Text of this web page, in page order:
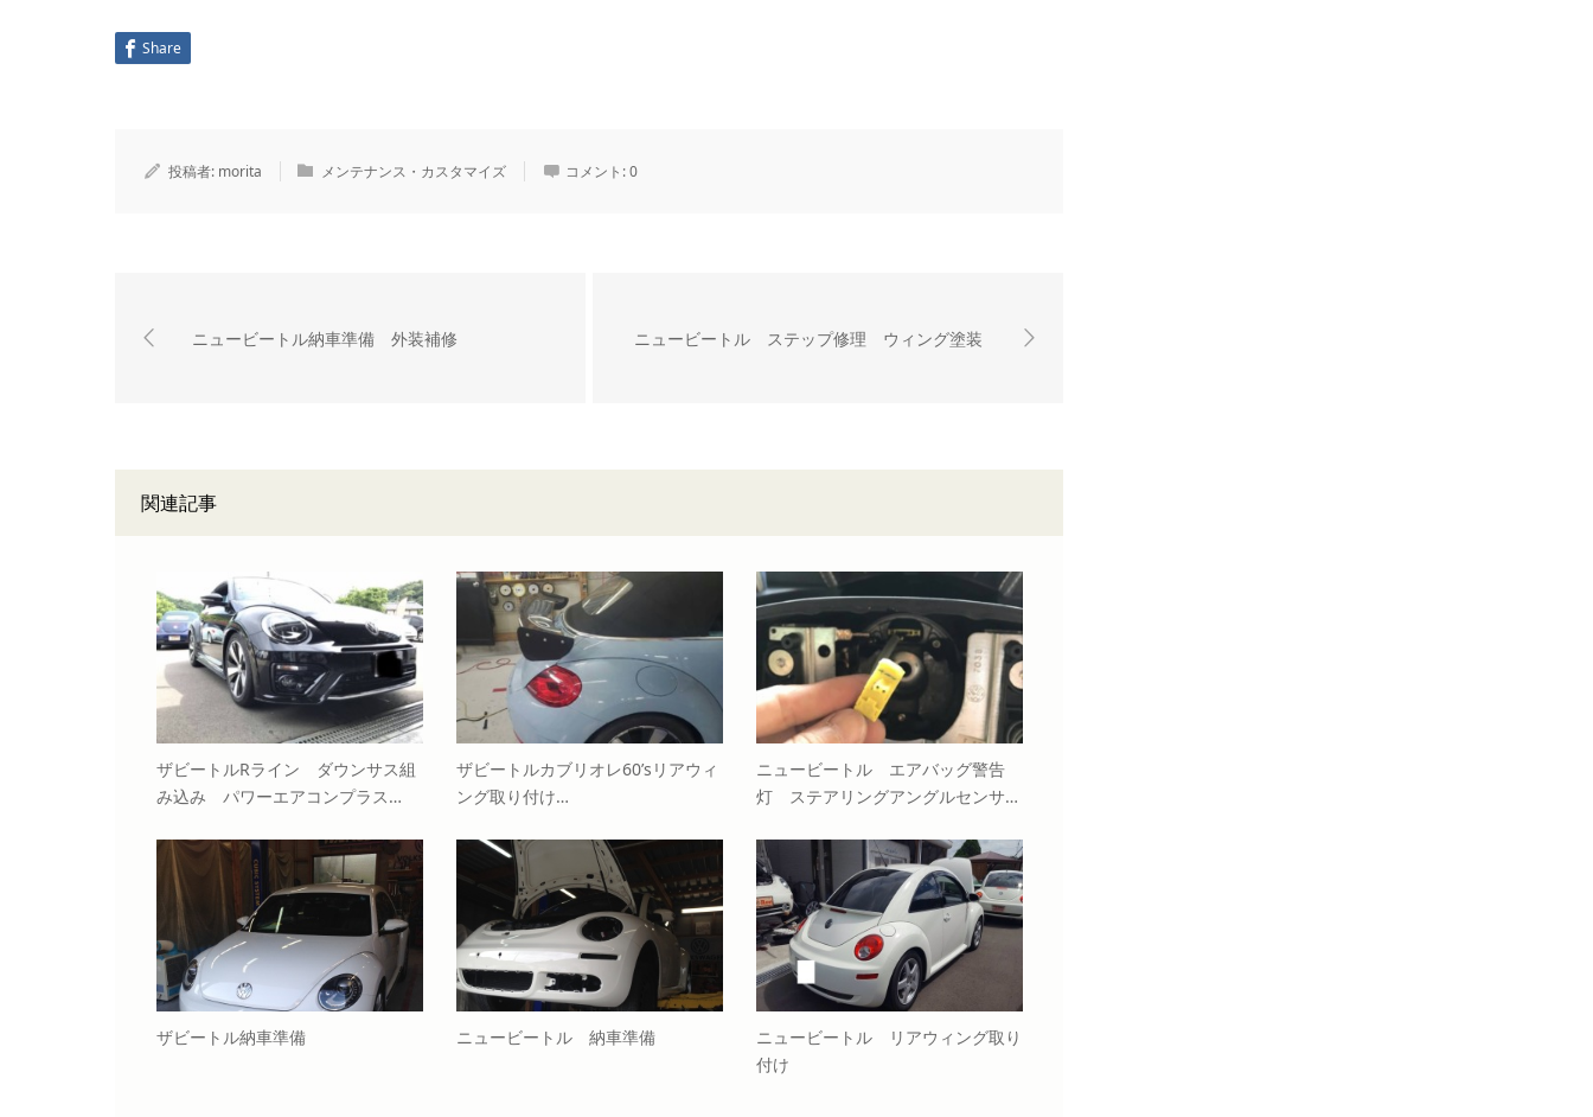
Share
投稿者: morita メンテナンス・カスタマイズ コメント:0
ニュービートル納車準備 外装補修 ニュービートル ステップ修理 ウィング塗装
関連記事
ザビートルRライン ダウンサス組
み込み パワーエアコンプラス…
ザビートルカブリオレ60’sリアウィ
ング取り付け…
ニュービートル エアバッグ警告
灯 ステアリングアングルセンサ…
ザビートル納車準備 ニュービートル 納車準備
ニュービートル リアウィング取り
付け